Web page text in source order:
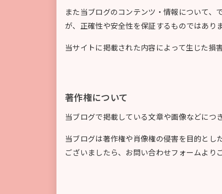
また当ブログのコンテンツ・情報について
が、正確性や安全性を保証するものではあり
当サイトに掲載された内容によって生じた損
著作権について
当ブログで掲載している文章や画像などにつ
当ブログは著作権や肖像権の侵害を目的と
ございましたら、お問い合わせフォームより